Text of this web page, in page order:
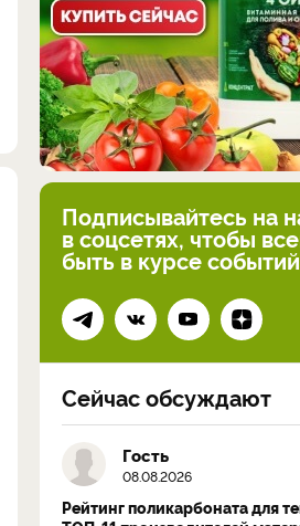
Подписывайтесь на
в соцсетях, чтобы
быть в курсе событий
Сейчас обсуждают
Гость
08.08.2026
Рейтинг поликарбоната для